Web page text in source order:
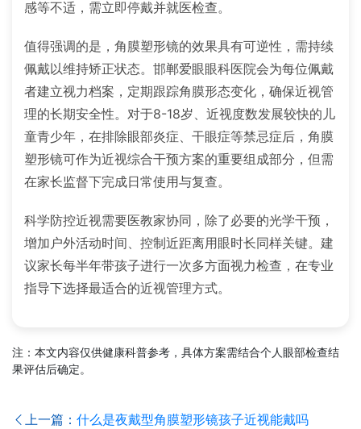
感等不适，需立即停戴并就医检查。
值得强调的是，角膜塑形镜的效果具有可逆性，需持续
佩戴以维持矫正状态。邯郸爱眼眼科医院会为每位佩戴
者建立视力档案，定期跟踪角膜形态变化，确保近视管
理的长期安全性。对于8-18岁、近视度数发展较快的儿
童青少年，在排除眼部炎症、干眼症等禁忌症后，角膜
塑形镜可作为近视综合干预方案的重要组成部分，但需
在家长监督下完成日常使用与复查。
科学防控近视需要医教家协同，除了必要的光学干预，
增加户外活动时间、控制近距离用眼时长同样关键。建
议家长每半年带孩子进行一次多方面视力检查，在专业
指导下选择最适合的近视管理方式。
注：本文内容仅供健康科普参考，具体方案需结合个人眼部检查结
果评估后确定。
上一篇： 什么是夜戴型角膜塑形镜孩子近视能戴吗